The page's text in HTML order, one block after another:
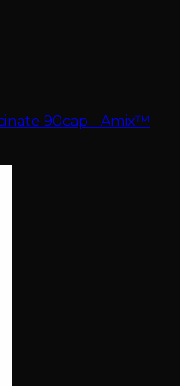
90cap - Amix™